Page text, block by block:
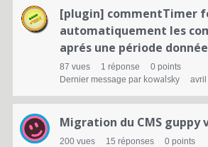
[plugin] commentTimer
automatiquement les
aprés une période donnée
87 vues 1 réponse 0 points
Dernier message par kowalsky avril
Migration du CMS guppy
200 vues 15 réponses 0 points